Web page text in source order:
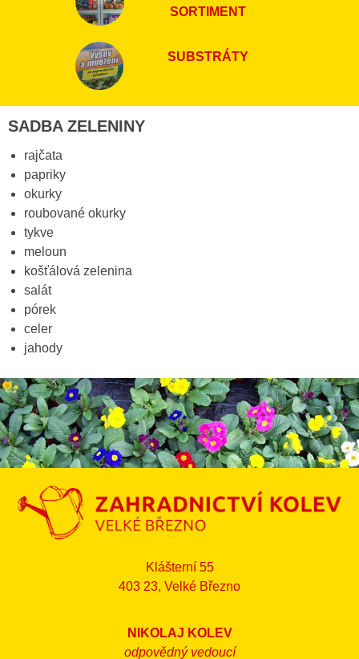
SORTIMENT
SUBSTRÁTY
SADBA ZELENINY
rajčata
papriky
okurky
roubované okurky
tykve
meloun
košťálová zelenina
salát
pórek
celer
jahody
Klášterní 55
403 23, Velké Březno
NIKOLAJ KOLEV
odpovědný vedoucí